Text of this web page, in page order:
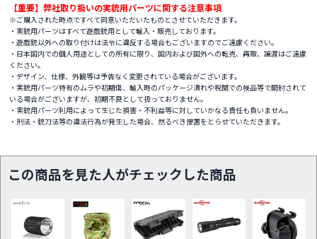
【重要】弊社取り扱いの実銃用パーツに関する注意事項
※ご購入された時点ですべて同意いただいたものとさせていただきます。
・実銃用パーツはすべて遊戯銃用として輸入・販売しております。
・遊戯銃以外への取り付けは法令に違反する場合もございますのでご遠慮ください。
・日本国内での個人用途としての所有に限り、国内および国外への転売、再販、譲渡はご遠慮
ください。
・デザイン、仕様、外観等は予告なく変更されている場合がございます。
・実銃用パーツ特有のムラや初期傷、輸入時のパッケージ潰れや税関での検品等で開封されて
いる場合がございますが、初期不良として扱っておりません。
・実銃用パーツ利用によって生じた損害・不利益等に対していかなる責任も負いません。
・刑法・銃刀法等の違法行為が発生した場合、然るべき措置をとらせていただきます。
この商品を見た人がチェックした商品